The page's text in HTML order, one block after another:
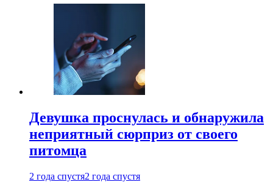
Девушка проснулась и обнаружила
неприятный сюрприз от своего
питомца
2 года спустя2 года спустя